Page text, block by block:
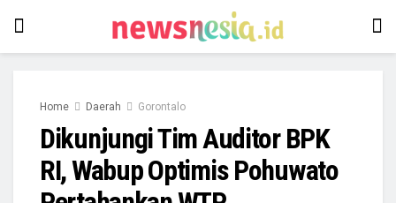
Home Daerah Gorontalo
Dikunjungi Tim Auditor BPK
RI, Wabup Optimis Pohuwato